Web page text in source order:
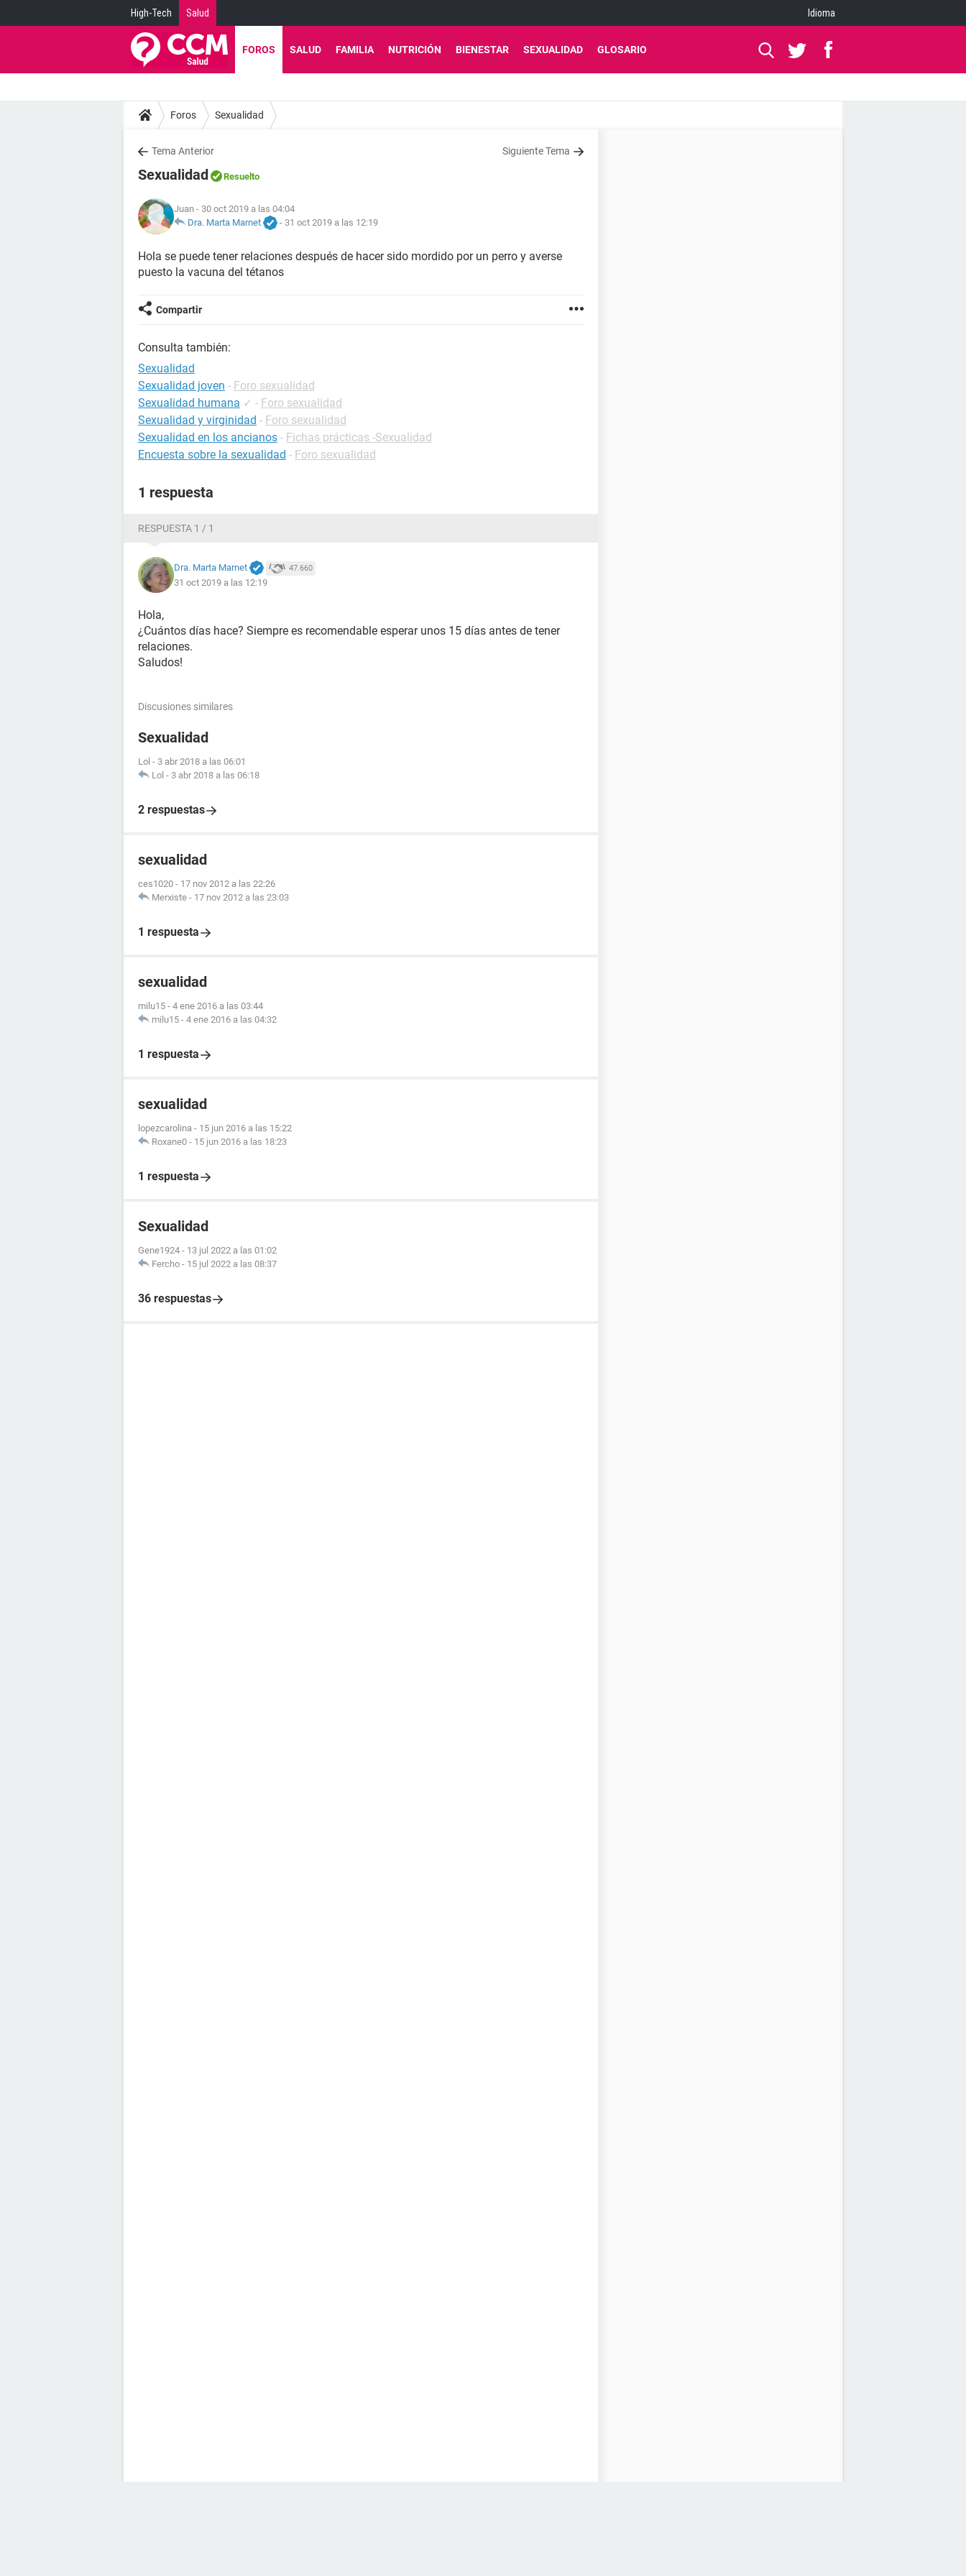
High-Tech Salud Idioma
FOROS SALUD FAMILIA NUTRICIÓN BIENESTAR SEXUALIDAD GLOSARIO
Foros Sexualidad
Tema Anterior Siguiente Tema
Sexualidad Resuelto
Juan - 30 oct 2019 a las 04:04
Dra. Marta Marnet
- 31 oct 2019 a las 12:19
Hola se puede tener relaciones después de hacer sido mordido por un perro y averse
puesto la vacuna del tétanos
Compartir
Consulta también:
Sexualidad
Sexualidad joven - Foro sexualidad
Sexualidad humana ✓ - Foro sexualidad
Sexualidad y virginidad - Foro sexualidad
Sexualidad en los ancianos - Fichas prácticas -Sexualidad
Encuesta sobre la sexualidad - Foro sexualidad
1 respuesta
RESPUESTA 1 / 1
Dra. Marta Marnet 47.660
31 oct 2019 a las 12:19
Hola,
¿Cuántos días hace? Siempre es recomendable esperar unos 15 días antes de tener
relaciones.
Saludos!
Discusiones similares
Sexualidad
Lol - 3 abr 2018 a las 06:01
Lol - 3 abr 2018 a las 06:18
2 respuestas
sexualidad
ces1020 - 17 nov 2012 a las 22:26
Merxiste - 17 nov 2012 a las 23:03
1 respuesta
sexualidad
milu15 - 4 ene 2016 a las 03:44
milu15 - 4 ene 2016 a las 04:32
1 respuesta
sexualidad
lopezcarolina - 15 jun 2016 a las 15:22
Roxane0 - 15 jun 2016 a las 18:23
1 respuesta
Sexualidad
Gene1924 - 13 jul 2022 a las 01:02
Fercho - 15 jul 2022 a las 08:37
36 respuestas